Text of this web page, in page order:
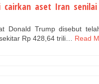
aset Iran
Donald Trump disebut
Rp 428,64 trili… Read